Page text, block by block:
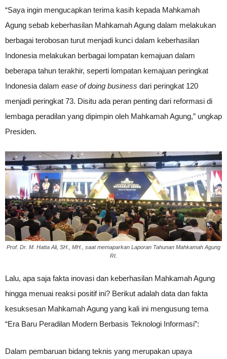
“Saya ingin mengucapkan terima kasih kepada Mahkamah
Agung sebab keberhasilan Mahkamah Agung dalam melakukan
berbagai terobosan turut menjadi kunci dalam keberhasilan
Indonesia melakukan berbagai lompatan kemajuan dalam
beberapa tahun terakhir, seperti lompatan kemajuan peringkat
Indonesia dalam ease of doing business dari peringkat 120
menjadi peringkat 73. Disitu ada peran penting dari reformasi di
lembaga peradilan yang dipimpin oleh Mahkamah Agung,” ungkap
Presiden.
Prof. Dr. M. Hatta Ali, SH., MH., saat memaparkan Laporan Tahunan Mahkamah Agung
RI.
Lalu, apa saja fakta inovasi dan keberhasilan Mahkamah Agung
hingga menuai reaksi positif ini? Berikut adalah data dan fakta
kesuksesan Mahkamah Agung yang kali ini mengusung tema
“Era Baru Peradilan Modern Berbasis Teknologi Informasi”:
Dalam pembaruan bidang teknis yang merupakan upaya